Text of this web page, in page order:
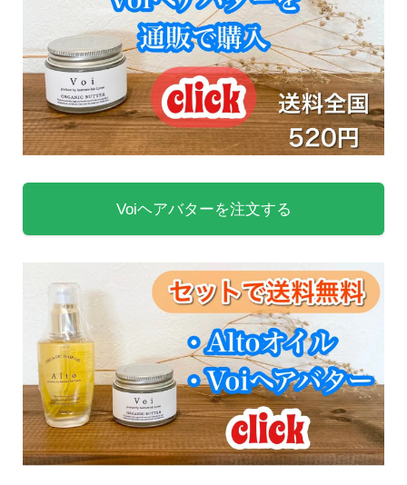
Voiヘアバターを注文する